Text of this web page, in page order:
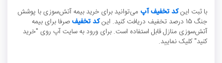
با ثبت اینکد تخفیف آپ می‌توانید برای خرید بیمه آتش‌سوزی با پوشش
جنگ 15 درصد تخفیف دریافت کنید. این
کد تخفیفصرفا برای بیمه
آتش‌سوزی منازل قابل استفاده است. برای ورود به سایت آپ روی "خرید
کنید" کلیک نمایید.